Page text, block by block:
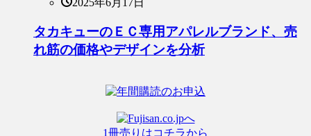
タカキューのＥＣ専用アパレルブランド、売
れ筋の価格やデザインを分析
1冊売りはコチラから